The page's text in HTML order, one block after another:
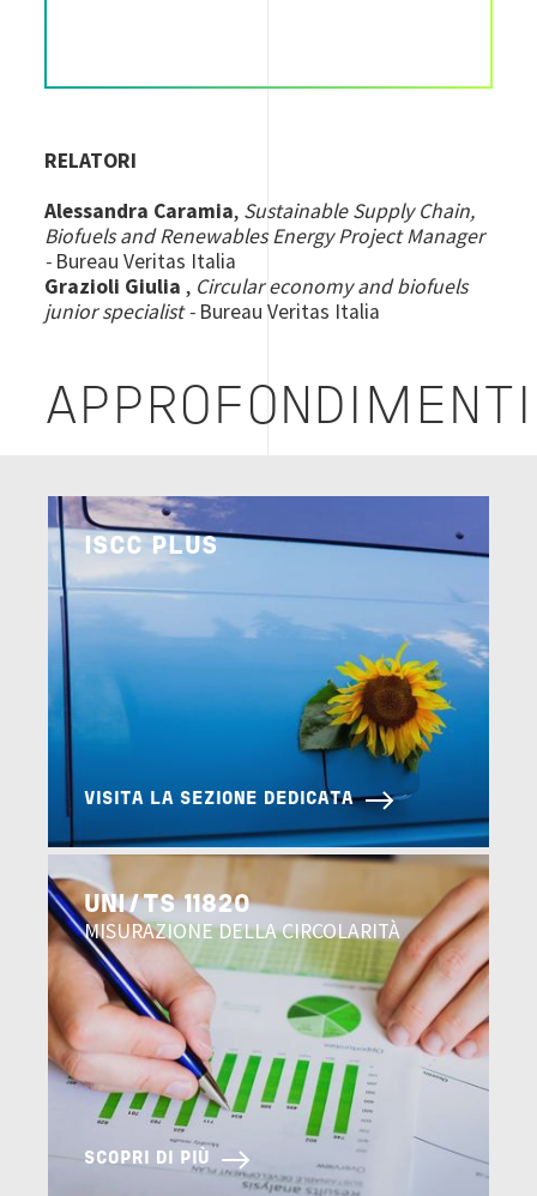
RELATORI
Alessandra Caramia, Sustainable Supply Chain,
Biofuels and Renewables Energy Project Manager
- Bureau Veritas Italia
Grazioli Giulia , Circular economy and biofuels
junior specialist- Bureau Veritas Italia
APPROFONDIMENTI
Image
ISCC PLUS
VISITA LA SEZIONE DEDICATA
Image
UNI/TS 11820
MISURAZIONE DELLA CIRCOLARITÀ
SCOPRI DI PIÙ